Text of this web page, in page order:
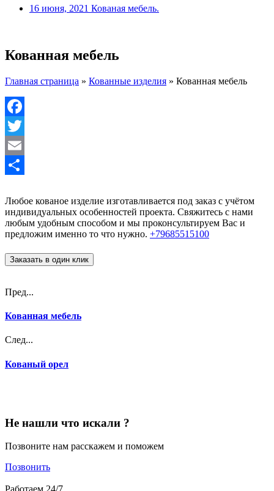
16 июня, 2021 Кованая мебель.
Кованная мебель
Главная страница » Кованные изделия » Кованная мебель
Facebook
Twitter
Email
Любое кованое изделие изготавливается под заказ с учётом
индивидуальных особенностей проекта. Свяжитесь с нами
любым удобным способом и мы проконсультируем Вас и
предложим именно то что нужно. +79685515100
Заказать в один клик
Пред...
Кованная мебель
След...
Кованый орел
Не нашли что искали ?
Позвоните нам расскажем и поможем
Позвонить